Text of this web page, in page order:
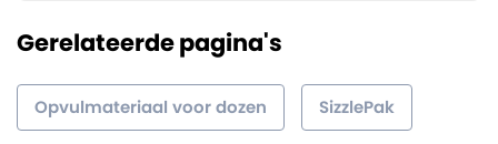
Gerelateerde pagina's
Opvulmateriaal voor dozen SizzlePak